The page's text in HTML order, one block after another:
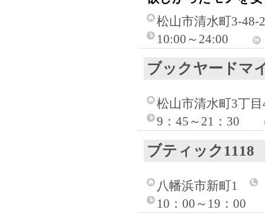
松山市清水町3-48-2
10:00～24:00
ブックヤードマ
松山市清水町3丁目
9：45～21：30
ブティック1118
八幡浜市新町1
10：00～19：00